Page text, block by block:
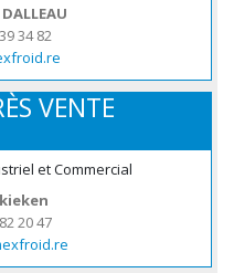
34 82
VENTE
et Commercial
20 47